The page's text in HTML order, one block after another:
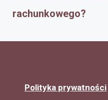
rachunkowego?
Polityka prywatności